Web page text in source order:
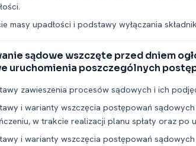
masy upadłości i podstawy wyłączania
sądowe wszczęte przed dniem
uruchomienia poszczególnych
zawieszenia procesów sądowych i ich
i warianty wszczęcia postępowań
w trakcie realizacji planu spłaty oraz po
i warianty wszczęcia postępowań